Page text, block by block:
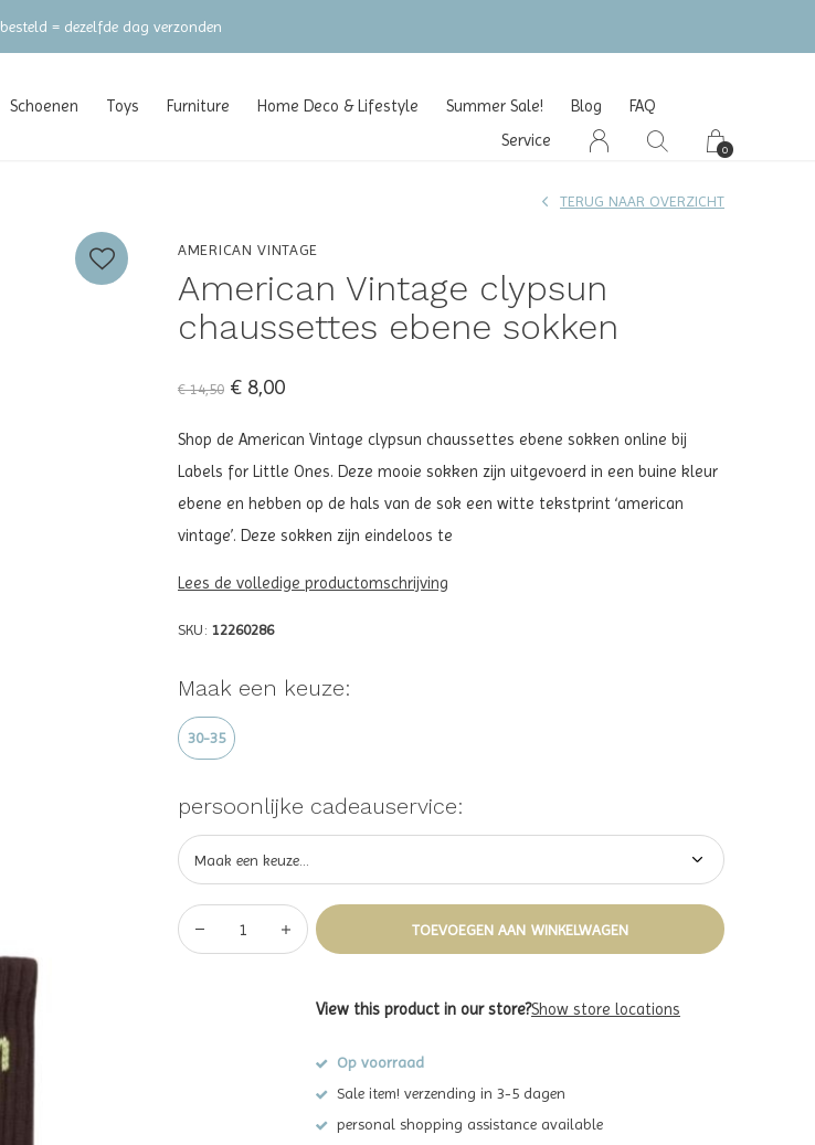
Schoenen Toys Furniture Home Deco & Lifestyle Summer Sale! Blog
FAQ
Service
0
= dezelfde dag verzonden
AMERICAN VINTAGE
American Vintage clypsun
chaussettes ebene sokken
TERUG NAAR OVERZICHT
€ 14,50 € 8,00
Shop de American Vintage clypsun chaussettes ebene sokken online bij
Labels for Little Ones. Deze mooie sokken zijn uitgevoerd in een buine kleur
ebene en hebben op de hals van de sok een witte tekstprint ‘american
vintage’. Deze sokken zijn eindeloos te
Lees de volledige productomschrijving
SKU: 12260286
Maak een keuze:
30-35
persoonlijke cadeauservice:
TOEVOEGEN AAN WINKELWAGEN
View this product in our store?Show store locations
Op voorraad
Sale item! verzending in 3-5 dagen
personal shopping assistance available